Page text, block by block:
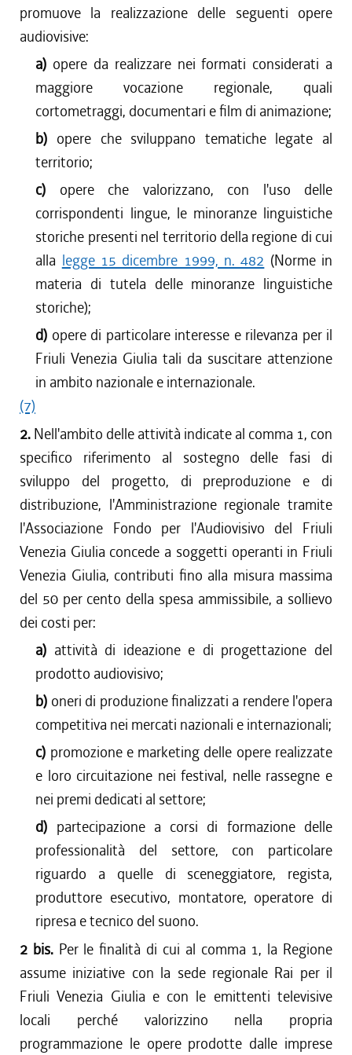
promuove la realizzazione delle seguenti opere
audiovisive:
a) opere da realizzare nei formati considerati a
maggiore vocazione regionale, quali
cortometraggi, documentari e film di animazione;
b) opere che sviluppano tematiche legate al
territorio;
c) opere che valorizzano, con l'uso delle
corrispondenti lingue, le minoranze linguistiche
storiche presenti nel territorio della regione di cui
alla legge 15 dicembre 1999, n. 482 (Norme in
materia di tutela delle minoranze linguistiche
storiche);
d) opere di particolare interesse e rilevanza per il
Friuli Venezia Giulia tali da suscitare attenzione
in ambito nazionale e internazionale.
(7)
2. Nell'ambito delle attività indicate al comma 1, con
specifico riferimento al sostegno delle fasi di
sviluppo del progetto, di preproduzione e di
distribuzione, l'Amministrazione regionale tramite
l'Associazione Fondo per l'Audiovisivo del Friuli
Venezia Giulia concede a soggetti operanti in Friuli
Venezia Giulia, contributi fino alla misura massima
del 50 per cento della spesa ammissibile, a sollievo
dei costi per:
a) attività di ideazione e di progettazione del
prodotto audiovisivo;
b) oneri di produzione finalizzati a rendere l'opera
competitiva nei mercati nazionali e internazionali;
c) promozione e marketing delle opere realizzate
e loro circuitazione nei festival, nelle rassegne e
nei premi dedicati al settore;
d) partecipazione a corsi di formazione delle
professionalità del settore, con particolare
riguardo a quelle di sceneggiatore, regista,
produttore esecutivo, montatore, operatore di
ripresa e tecnico del suono.
2 bis. Per le finalità di cui al comma 1, la Regione
assume iniziative con la sede regionale Rai per il
Friuli Venezia Giulia e con le emittenti televisive
locali perché valorizzino nella propria
programmazione le opere prodotte dalle imprese